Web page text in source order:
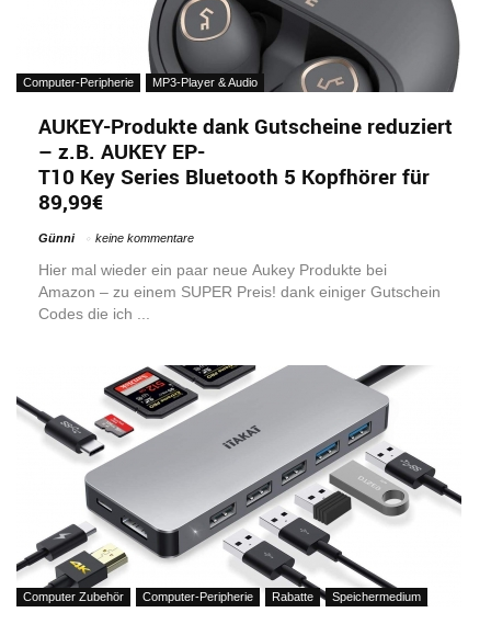
Computer-Peripherie MP3-Player & Audio
AUKEY-Produkte dank Gutscheine reduziert
– z.B. AUKEY EP-
T10 Key Series Bluetooth 5 Kopfhörer für
89,99€
Günni keine kommentare
Hier mal wieder ein paar neue Aukey Produkte bei
Amazon – zu einem SUPER Preis! dank einiger Gutschein
Codes die ich ...
Computer Zubehör Computer-Peripherie Rabatte Speichermedium